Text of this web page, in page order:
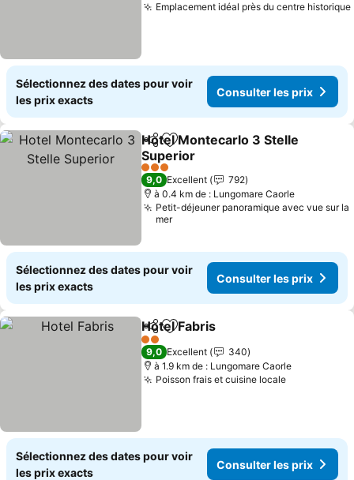
Emplacement idéal près du centre historique
Sélectionnez des dates pour voir
les prix exacts
Consulter les prix
PartagerAjouter à mes favoris
Hotel Montecarlo 3 Stelle
Superior
Consulter les prix
3 Étoiles
9,0 Excellent
792
à 0.4 km de : Lungomare Caorle
Petit-déjeuner panoramique avec vue sur la
mer
Sélectionnez des dates pour voir
les prix exacts
Consulter les prix
PartagerAjouter à mes favoris
Hotel Fabris
2 Étoiles
9,0 Excellent
340
à 1.9 km de : Lungomare Caorle
Poisson frais et cuisine localeConsulter
Sélectionnez des dates pour voir
les prix exacts
Consulter les prix